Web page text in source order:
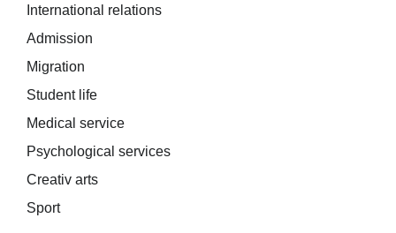
International relations
Admission
Migration
Student life
Medical service
Psychological services
Creativ arts
Sport